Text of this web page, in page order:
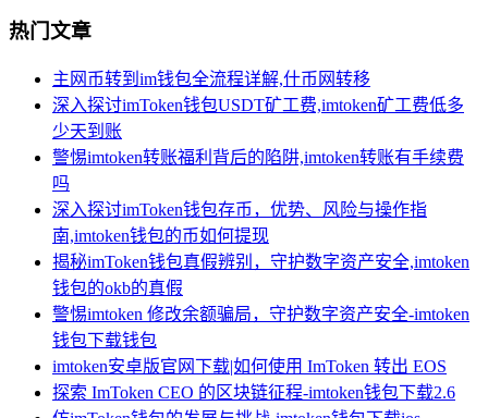
热门文章
主网币转到im钱包全流程详解,什币网转移
深入探讨imToken钱包USDT矿工费,imtoken矿工费低多
少天到账
警惕imtoken转账福利背后的陷阱,imtoken转账有手续费
吗
深入探讨imToken钱包存币，优势、风险与操作指
南,imtoken钱包的币如何提现
揭秘imToken钱包真假辨别，守护数字资产安全,imtoken
钱包的okb的真假
警惕imtoken 修改余额骗局，守护数字资产安全-imtoken
钱包下载钱包
imtoken安卓版官网下载|如何使用 ImToken 转出 EOS
探索 ImToken CEO 的区块链征程-imtoken钱包下载2.6